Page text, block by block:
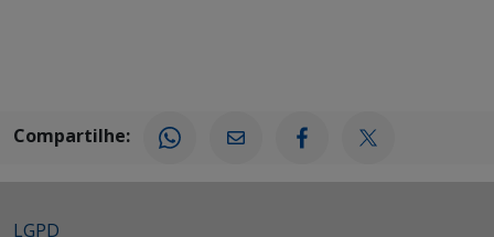
Compartilhe:
LGPD